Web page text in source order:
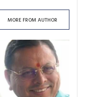
MORE FROM AUTHOR